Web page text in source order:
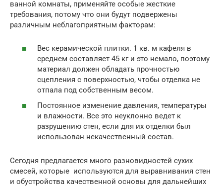
ванной комнаты, применяйте особые жесткие
требования, потому что они будут подвержены
различным неблагоприятным факторам:
Вес керамической плитки. 1 кв. м кафеля в
среднем составляет 45 кг и это немало, поэтому
материал должен обладать прочностью
сцепления с поверхностью, чтобы отделка не
отпала под собственным весом.
Постоянное изменение давления, температуры
и влажности. Все это неуклонно ведет к
разрушению стен, если для их отделки был
использован некачественный состав.
Сегодня предлагается много разновидностей сухих
смесей, которые используются для выравнивания стен
и обустройства качественной основы для дальнейших